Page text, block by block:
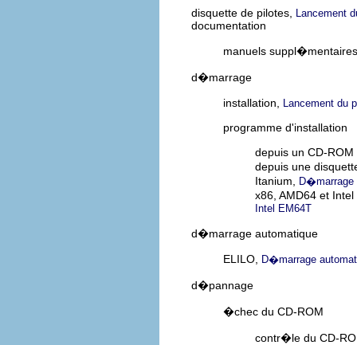
disquette de pilotes, Lancement
documentation
manuels
d�marrage
installation, Lancement du
programme d'installation
depuis un CD-
depuis une
Itanium, D�marrage
x86, AMD64 et
Intel EM64T
d�marrage automatique
ELILO, D�marrage
d�pannage
�chec du CD-ROM
contr�le du CD-